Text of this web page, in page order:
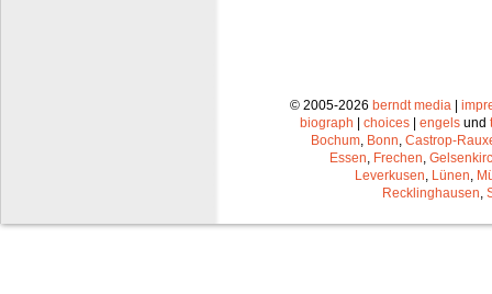
© 2005-2026 berndt media |
biograph | choices | engels und
Bochum Bonn Castrop-
Essen Frechen
Leverkusen Lünen
Recklinghausen